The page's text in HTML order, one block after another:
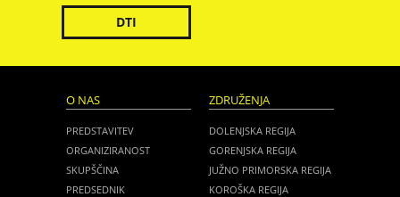
DTI
O NAS
PREDSTAVITEV
ORGANIZIRANOST
SKUPŠČINA
PREDSEDNIK
ZDRUŽENJA
DOLENJSKA REGIJA
GORENJSKA REGIJA
JUŽNO PRIMORSKA REGIJA
KOROŠKA REGIJA